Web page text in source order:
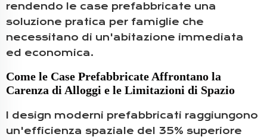
rendendo le case prefabbricate una
soluzione pratica per famiglie che
necessitano di un'abitazione immediata
ed economica.
Come le Case Prefabbricate Affrontano la
Carenza di Alloggi e le Limitazioni di Spazio
I design moderni prefabbricati raggiungono
un'efficienza spaziale del 35% superiore